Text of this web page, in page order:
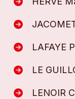
LAFAYE
LE
LENOIR